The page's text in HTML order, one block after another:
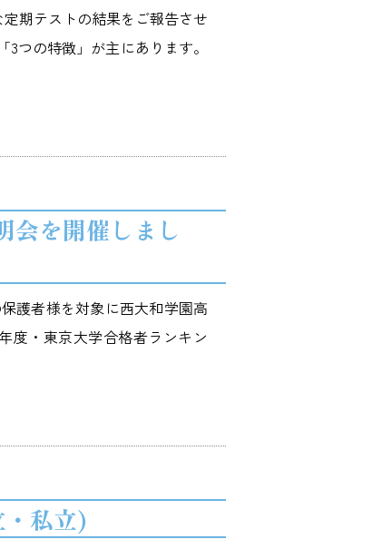
期テストの結果をご報告させ
つの特徴」が主にあります。
会を開催しまし
護者様を対象に西大和学園高
度・東京大学合格者ランキン
私立)